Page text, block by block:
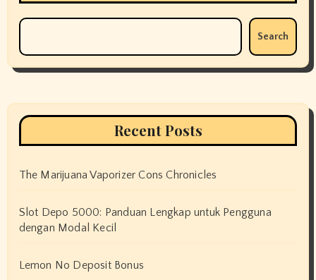
Search
Recent Posts
The Marijuana Vaporizer Cons Chronicles
Slot Depo 5000: Panduan Lengkap untuk Pengguna
dengan Modal Kecil
Lemon No Deposit Bonus